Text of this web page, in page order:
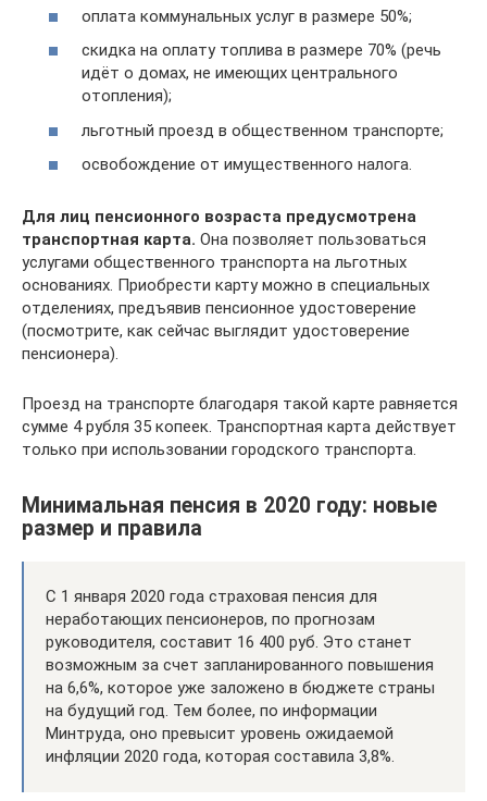
оплата коммунальных услуг в размере 50%;
скидка на оплату топлива в размере 70% (речь
идёт о домах, не имеющих центрального
отопления);
льготный проезд в общественном транспорте;
освобождение от имущественного налога.
Для лиц пенсионного возраста предусмотрена
транспортная карта. Она позволяет пользоваться
услугами общественного транспорта на льготных
основаниях. Приобрести карту можно в специальных
отделениях, предъявив пенсионное удостоверение
(посмотрите, как сейчас выглядит удостоверение
пенсионера).
Проезд на транспорте благодаря такой карте равняется
сумме 4 рубля 35 копеек. Транспортная карта действует
только при использовании городского транспорта.
Минимальная пенсия в 2020 году: новые
размер и правила
С 1 января 2020 года страховая пенсия для
неработающих пенсионеров, по прогнозам
руководителя, составит 16 400 руб. Это станет
возможным за счет запланированного повышения
на 6,6%, которое уже заложено в бюджете страны
на будущий год. Тем более, по информации
Минтруда, оно превысит уровень ожидаемой
инфляции 2020 года, которая составила 3,8%.